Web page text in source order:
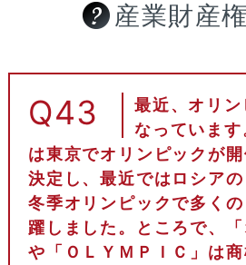
産業財産
Q43
最近、オリ
なっていま
は東京でオリンピックが
決定し、最近ではロシア
冬季オリンピックで多く
躍しました。ところで、「
や「ＯＬＹＭＰＩＣ」は